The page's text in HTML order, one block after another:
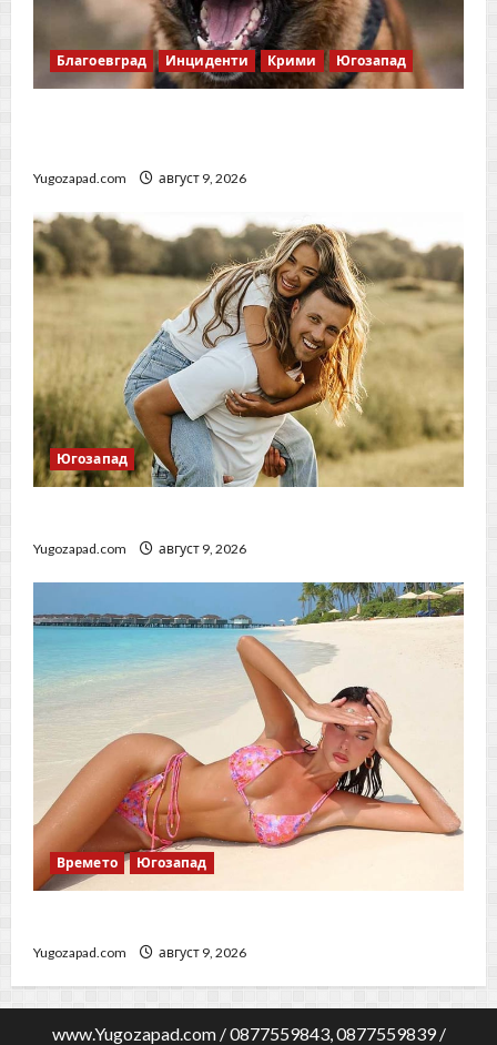
Благоевград Инциденти Крими Югозапад
Yugozapad.com август 9, 2026
Югозапад
Yugozapad.com август 9, 2026
Времето Югозапад
Yugozapad.com август 9, 2026
www.Yugozapad.com / 0877559843, 0877559839 /